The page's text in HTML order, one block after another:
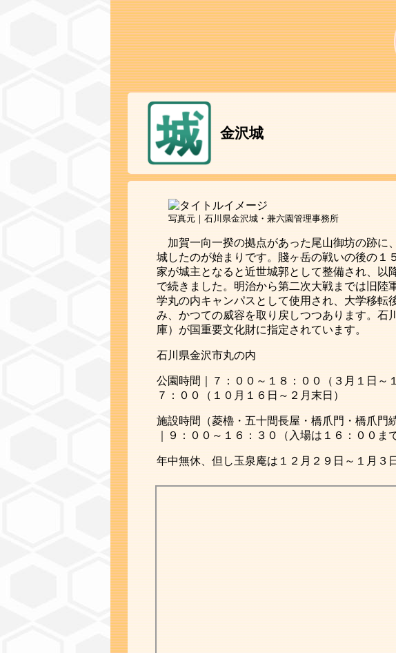
金沢城
写真元｜石川県金沢城・兼六園管理事務所
加賀一向一揆の拠点があった尾山御坊の跡に
城したのが始まりです。賤ヶ岳の戦いの後の１
家が城主となると近世城郭として整備され、以
で続きました。明治から第二次大戦までは旧陸
学丸の内キャンパスとして使用され、大学移転
み、かつての威容を取り戻しつつあります。石
庫）が国重要文化財に指定されています。
石川県金沢市丸の内
公園時間｜７：００～１８：００（３月１日～
７：００（１０月１６日～２月末日）
施設時間（菱櫓・五十間長屋・橋爪門・橋爪門
｜９：００～１６：３０（入場は１６：００まで
年中無休、但し玉泉庵は１２月２９日～１月３